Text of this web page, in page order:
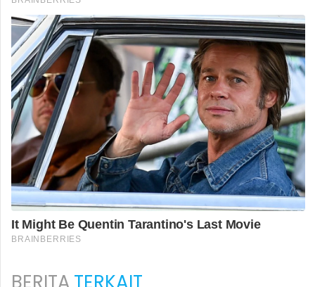
BERITATERKAIT